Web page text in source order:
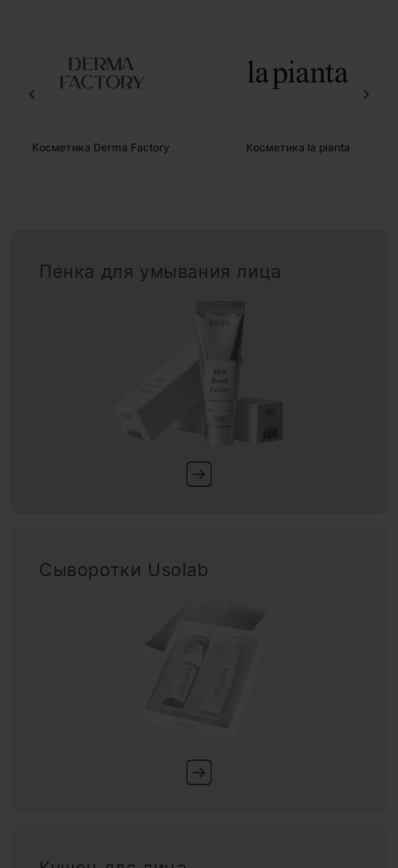
Косметика la pianta Косметика BAD SKIN
Пенка для умывания лица
Сыворотки Usolab